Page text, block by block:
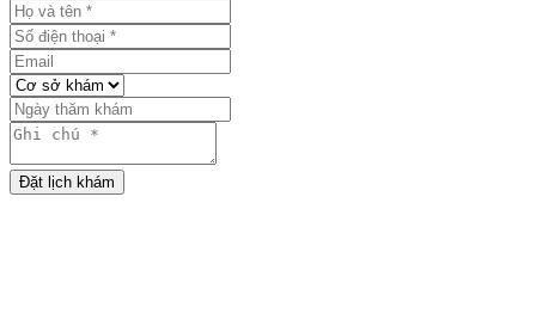
Đặt lịch khám